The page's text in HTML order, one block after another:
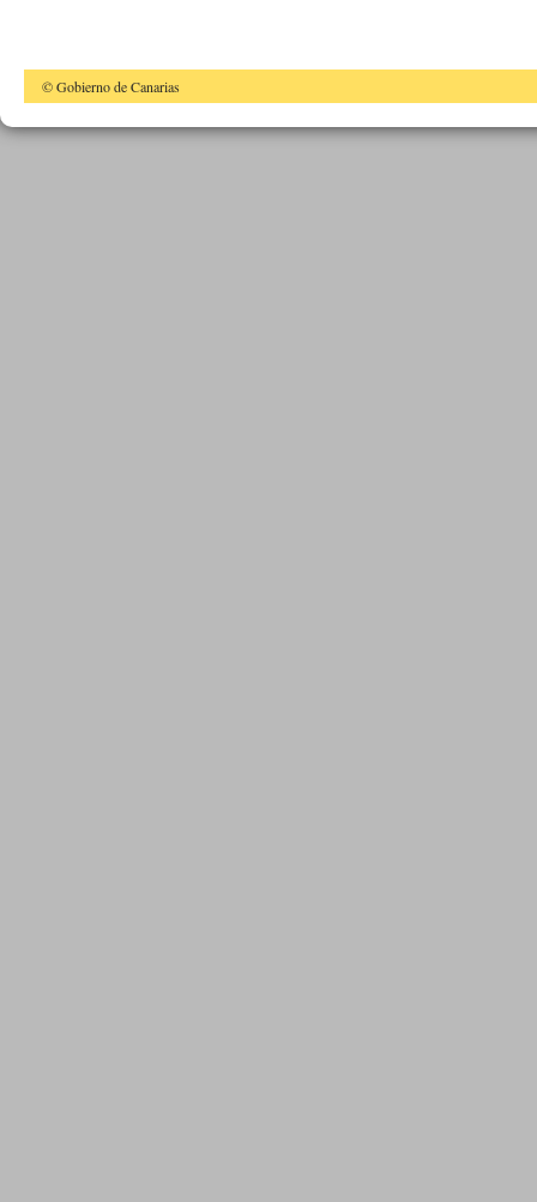
© Gobierno de Canarias